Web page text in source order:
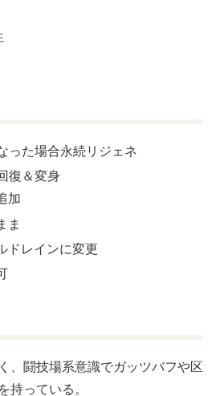
った場合永続リジェネ
復＆変身
加
ま
ドレインに変更
、闘技場系意識でガッツバフや区
持っている。